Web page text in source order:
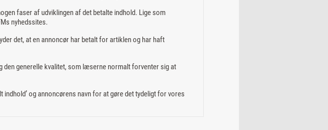
faser af udviklingen af det betalte indhold. Lige som
nyhedssites.
det, at en annoncør har betalt for artiklen og har haft
den generelle kvalitet, som læserne normalt forventer sig at
og annoncørens navn for at gøre det tydeligt for vores